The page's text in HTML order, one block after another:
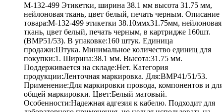
M-132-499 Этикетки, ширина 38.1 мм высота 31.75 мм,
нейлоновая ткань, цвет белый, печать черным. Описание
товара:M-132-499 этикетки 38.10ммх31.75мм, нейлоновая
ткань, цвет белый, печать черным, в картридже 160шт.
(BMP51/53). В упаковке:160 штук. Единица
продажи:Штука. Минимальное количество единиц для
покупки:1. Ширина:38.1 мм. Высота:31.75 мм.
Поддерживается на складе:Нет. Категория
продукции:Ленточная маркировка. Для:BMP41/51/53.
Применение:Для маркировки провода, компонентов и
общей маркировки. Цвет:Белый матовый.
Особенности:Надежная адгезия к кабелю. Подходит для